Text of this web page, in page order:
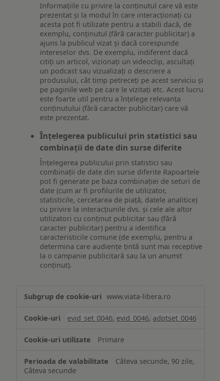
Informațiile cu privire la conținutul care vă este
prezentat și la modul în care interacționați cu
acesta pot fi utilizate pentru a stabili dacă, de
exemplu, conținutul (fără caracter publicitar) a
ajuns la publicul vizat și dacă corespunde
intereselor dvs. De exemplu, indiferent dacă
citiți un articol, vizionați un videoclip, ascultați
un podcast sau vizualizați o descriere a
produsului, cât timp petreceți pe acest serviciu și
pe paginile web pe care le vizitați etc. Acest lucru
este foarte util pentru a înțelege relevanța
conținutului (fără caracter publicitar) care vă
este prezentat.
Înțelegerea publicului prin statistici sau
combinații de date din surse diferite
Înțelegerea publicului prin statistici sau
combinații de date din surse diferite Rapoartele
pot fi generate pe baza combinației de seturi de
date (cum ar fi profilurile de utilizator,
statisticile, cercetarea de piață, datele analitice)
cu privire la interacțiunile dvs. și cele ale altor
utilizatori cu conținut publicitar sau (fără
caracter publicitar) pentru a identifica
caracteristicile comune (de exemplu, pentru a
determina care audiențe țintă sunt mai receptive
la o campanie publicitară sau la un anumit
conținut).
Măsurare
analiză
www.viata-libera.ro
evid_set_0046, evid_0046, adptset_0046
Primare
Câteva secunde, 90 zile,
Câteva secunde